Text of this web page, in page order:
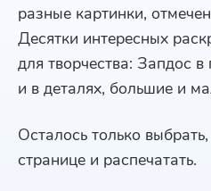
разные картинки,
Десятки интересных
для творчества: Запдос
и в деталях, большие и
Осталось только
странице и распечатать.